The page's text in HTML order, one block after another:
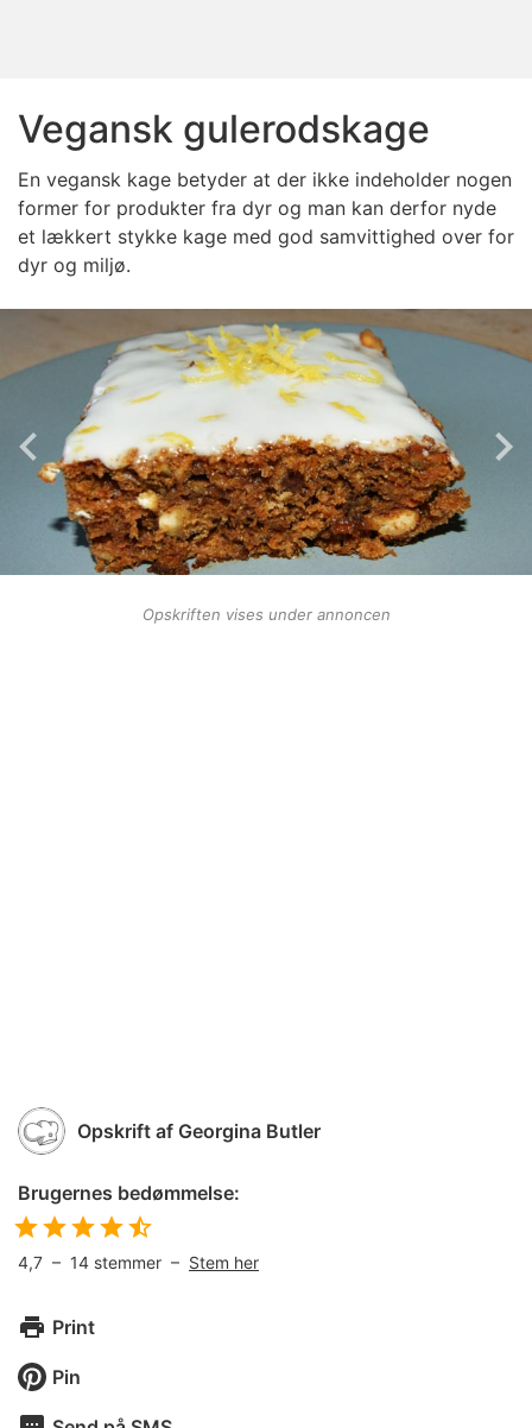
Vegansk gulerodskage
En vegansk kage betyder at der ikke indeholder nogen
former for produkter fra dyr og man kan derfor nyde
et lækkert stykke kage med god samvittighed over for
dyr og miljø.
Opskriften vises under annoncen
Opskrift af Georgina Butler
Brugernes bedømmelse:
4,7 – 14 stemmer – Stem her
Print
Pin